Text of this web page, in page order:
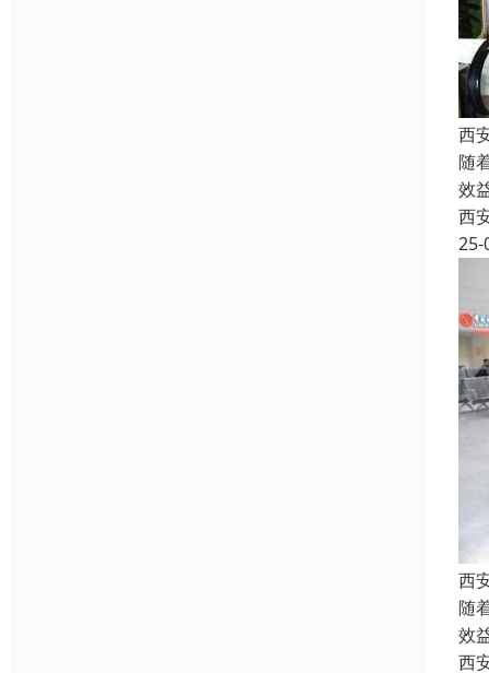
西
随
效
西
25-
西
随
效
西